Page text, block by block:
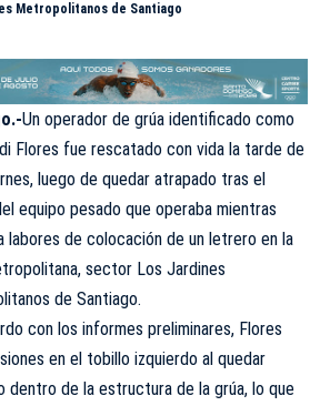
Metropolitanos de Santiago
Un operador de grúa identificado como
Flores fue rescatado con vida la tarde de
luego de quedar atrapado tras el
equipo pesado que operaba mientras
labores de colocación de un letrero en la
sector Los Jardines
de Santiago.
con los informes preliminares, Flores
en el tobillo izquierdo al quedar
dentro de la estructura de la grúa, lo que